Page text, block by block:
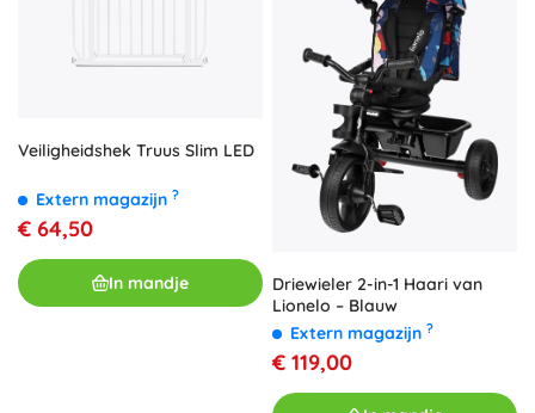
Veiligheidshek Truus Slim LED
Extern magazijn ?
€ 64,50
In mandje
Driewieler 2-in-1 Haari van
Lionelo – Blauw
Extern magazijn ?
€ 119,00